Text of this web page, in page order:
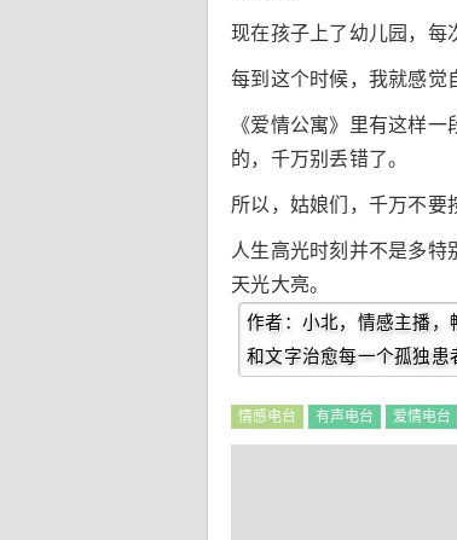
现在孩子上了幼儿园，每
每到这个时候，我就感觉
《爱情公寓》里有这样
的，千万别丢错了。
所以，姑娘们，千万不要
人生高光时刻并不是多特
天光大亮。
作者：小北，情感主播
和文字治愈每一个孤独
情感电台 有声电台 爱情电台